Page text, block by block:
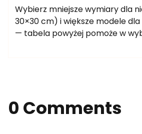
Wybierz mniejsze wymiary dla
30×30 cm) i większe modele
— tabela powyżej pomoże w
0 Comments